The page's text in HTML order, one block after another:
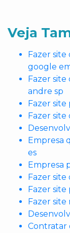
Veja
Fazer
google
Fazer
andre sp
Fazer site
Fazer site
Empresa
es
Empresa
Fazer site
Fazer
Fazer site
Contratar